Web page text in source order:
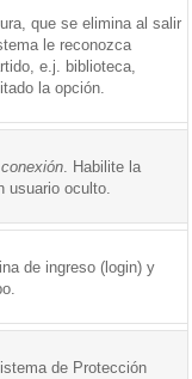
que se elimina al salir
le reconozca
e.j. biblioteca,
la opción.
. Habilite la
usuario oculto.
de ingreso (login) y
de Protección